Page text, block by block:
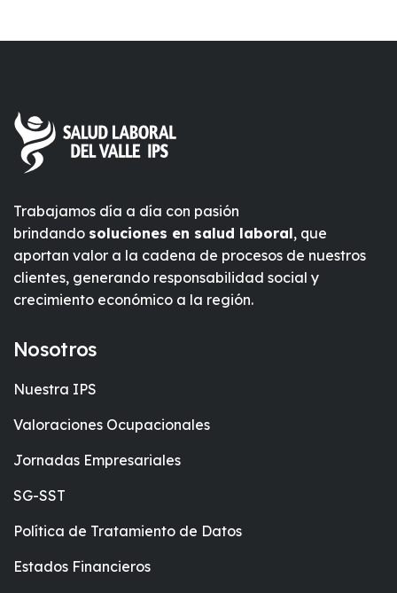
Trabajamos día a día con pasión
brindando soluciones en salud laboral, que
aportan valor a la cadena de procesos de nuestros
clientes, generando responsabilidad social y
crecimiento económico a la región.
Nosotros
Nuestra IPS
Valoraciones Ocupacionales
Jornadas Empresariales
SG-SST
Política de Tratamiento de Datos
Estados Financieros